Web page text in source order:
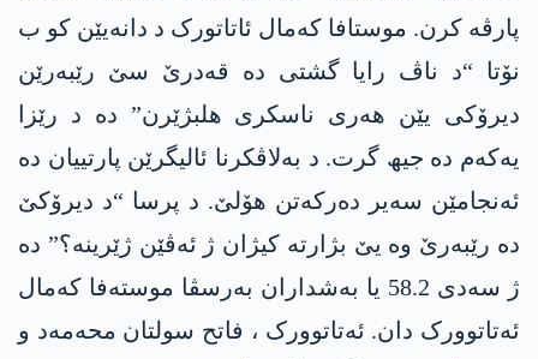
پارڤە کرن. موستافا کەمال ئاتاتورک د دانەیێن کو ب
نۆتا “د ناڤ رایا گشتی دە قەدرێ سێ رێبەرێن
دیرۆکی یێن ھەری ناسکری ھلبژێرن” دە د رێزا
یەکەم دە جیھ گرت. د بەلاڤکرنا ئالیگرێن پارتییان دە
ئەنجامێن سەیر دەرکەتن ھۆلێ. د پرسا “د دیرۆکێ
دە رێبەرێ وە یێ بژارتە کیژان ژ ئەڤێن ژێرینە؟” دە
ژ سەدی 58.2 یا بەشداران بەرسڤا موستەفا کەمال
ئەتاتوورک دان. ئەتاتوورک ، فاتح سولتان محەمەد و